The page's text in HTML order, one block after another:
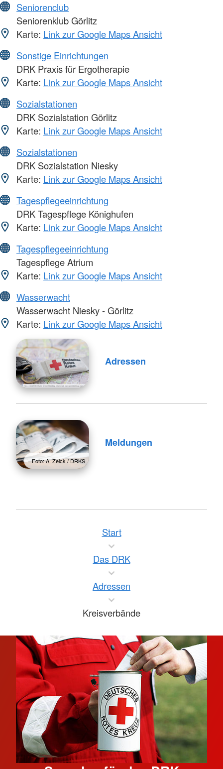
Seniorenclub
Seniorenklub Görlitz
Karte: Link zur Google Maps Ansicht
Sonstige Einrichtungen
DRK Praxis für Ergotherapie
Karte: Link zur Google Maps Ansicht
Sozialstationen
DRK Sozialstation Görlitz
Karte: Link zur Google Maps Ansicht
Sozialstationen
DRK Sozialstation Niesky
Karte: Link zur Google Maps Ansicht
Tagespflegeeinrichtung
DRK Tagespflege Könighufen
Karte: Link zur Google Maps Ansicht
Tagespflegeeinrichtung
Tagespflege Atrium
Karte: Link zur Google Maps Ansicht
Wasserwacht
Wasserwacht Niesky - Görlitz
Karte: Link zur Google Maps Ansicht
Adressen
Foto: A. Zelck / DRKS
Meldungen
Start
Das DRK
Adressen
Kreisverbände